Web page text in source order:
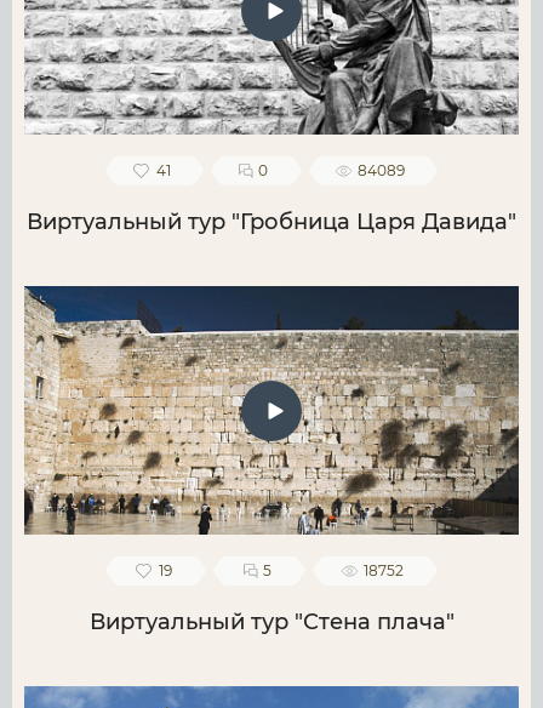
41 0 84089
Виртуальный тур "Гробница Царя Давида"
19 5 18752
Виртуальный тур "Стена плача"